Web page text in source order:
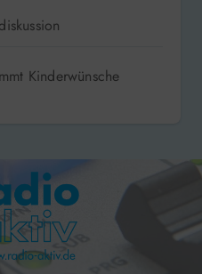
Kinderwünsche